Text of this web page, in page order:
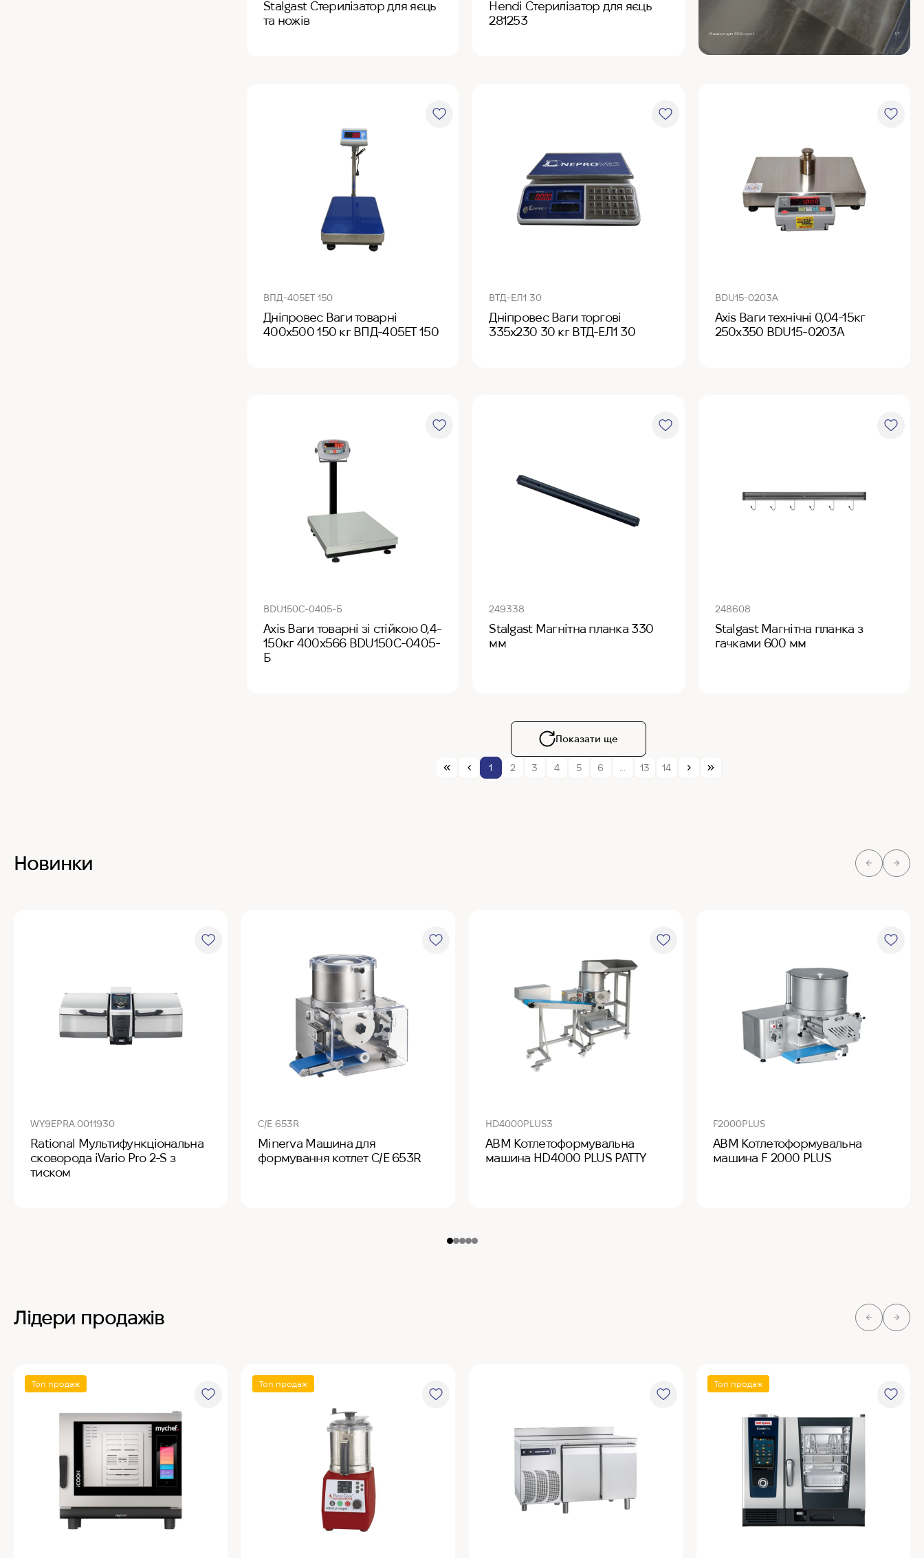
Stalgast Стерилізатор для яєць
та ножів
Hendi Стерилізатор для яєць
281253
ВПД-405ЕТ 150
Дніпровес Ваги товарні
400х500 150 кг ВПД-405ЕТ 150
ВТД-ЕЛ1 30
Дніпровес Ваги торгові
335х230 30 кг ВТД-ЕЛ1 30
BDU15-0203А
Axis Ваги технічні 0,04-15кг
250х350 BDU15-0203А
BDU150C-0405-Б
Axis Ваги товарні зі стійкою 0,4-
150кг 400х566 BDU150C-0405-
Б
249338
Stalgast Магнітна планка 330
мм
248608
Stalgast Магнітна планка з
гачками 600 мм
Показати ще
1 2 3 4 5 6 13 14
Новинки
WY9EPRA.0011930
Rational Мультифункціональна
сковорода iVario Pro 2-S з
тиском
C/E 653R
Minerva Машина для
формування котлет C/E 653R
HD4000PLUS3
ABM Котлетоформувальна
машина HD4000 PLUS PATTY
F2000PLUS
ABM Котлетоформувальна
машина F 2000 PLUS
Лідери продажів
Топ продаж Топ продаж Топ продаж